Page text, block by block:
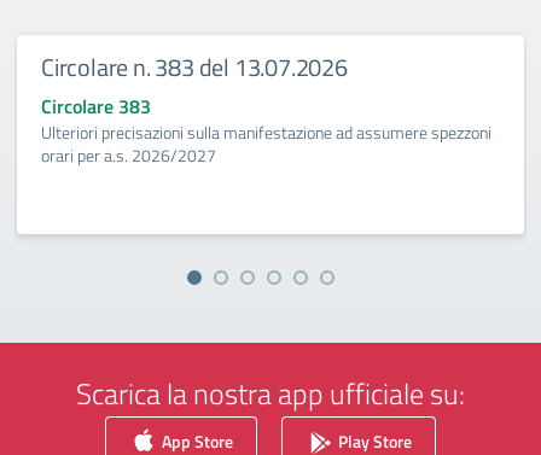
Circolare n. 383 del 13.07.2026
Circolare 383
Ulteriori precisazioni sulla manifestazione ad assumere spezzoni
orari per a.s. 2026/2027
Scarica la nostra app ufficiale su:
App Store Play Store